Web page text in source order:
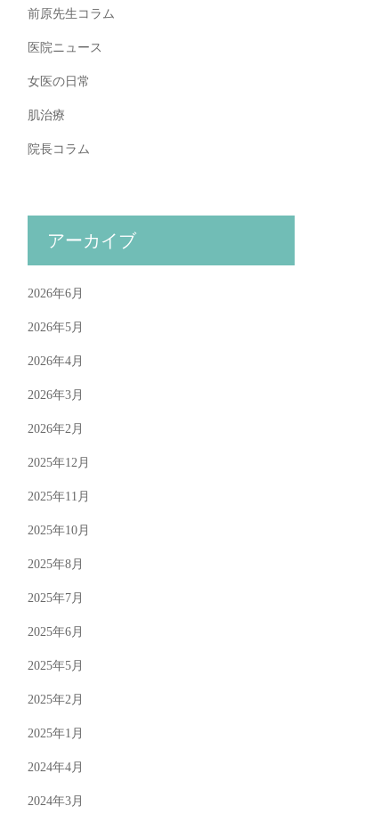
前原先生コラム
医院ニュース
女医の日常
肌治療
院長コラム
アーカイブ
2026年6月
2026年5月
2026年4月
2026年3月
2026年2月
2025年12月
2025年11月
2025年10月
2025年8月
2025年7月
2025年6月
2025年5月
2025年2月
2025年1月
2024年4月
2024年3月